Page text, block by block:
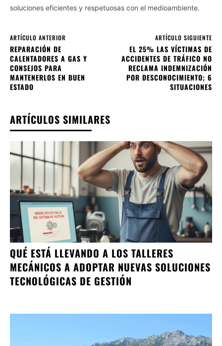
soluciones eficientes y respetuosas con el medioambiente.
ARTÍCULO ANTERIOR
REPARACIÓN DE
CALENTADORES A GAS Y
CONSEJOS PARA
MANTENERLOS EN BUEN
ESTADO
ARTÍCULO SIGUIENTE
EL 25% LAS VÍCTIMAS DE
ACCIDENTES DE TRÁFICO NO
RECLAMA INDEMNIZACIÓN
POR DESCONOCIMIENTO; 6
SITUACIONES
ARTÍCULOS SIMILARES
QUÉ ESTÁ LLEVANDO A LOS TALLERES
MECÁNICOS A ADOPTAR NUEVAS SOLUCIONES
TECNOLÓGICAS DE GESTIÓN